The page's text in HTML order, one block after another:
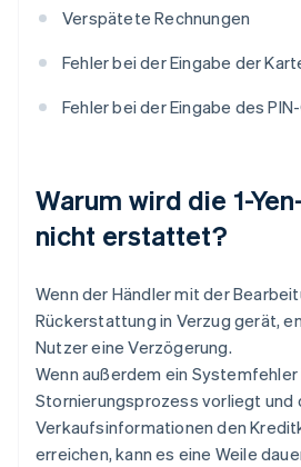
Verspätete Rechnungen
Fehler bei der Eingabe der
Fehler bei der Eingabe des
Warum wird die 1-
nicht erstattet?
Wenn der Händler mit der
Rückerstattung in Verzug gerät,
Nutzer eine Verzögerung.
Wenn außerdem ein Systemfehler
Stornierungsprozess vorliegt und
Verkaufsinformationen den
erreichen, kann es eine Weile